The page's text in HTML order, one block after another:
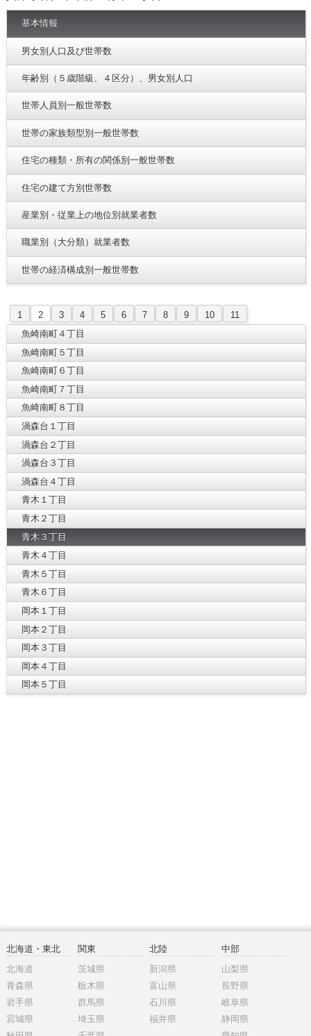
基本情報
男女別人口及び世帯数
年齢別（５歳階級、４区分）、男女別人口
世帯人員別一般世帯数
世帯の家族類型別一般世帯数
住宅の種類・所有の関係別一般世帯数
住宅の建て方別世帯数
産業別・従業上の地位別就業者数
職業別（大分類）就業者数
世帯の経済構成別一般世帯数
1 2 3 4 5 6 7 8 9 10
11
魚崎南町４丁目
魚崎南町５丁目
魚崎南町６丁目
魚崎南町７丁目
魚崎南町８丁目
渦森台１丁目
渦森台２丁目
渦森台３丁目
渦森台４丁目
青木１丁目
青木２丁目
青木３丁目
青木４丁目
青木５丁目
青木６丁目
岡本１丁目
岡本２丁目
岡本３丁目
岡本４丁目
岡本５丁目
北海道・東北
北海道
青森県
岩手県
宮城県
関東
茨城県
栃木県
群馬県
埼玉県
北陸
新潟県
富山県
石川県
福井県
中部
山梨県
長野県
岐阜県
静岡県